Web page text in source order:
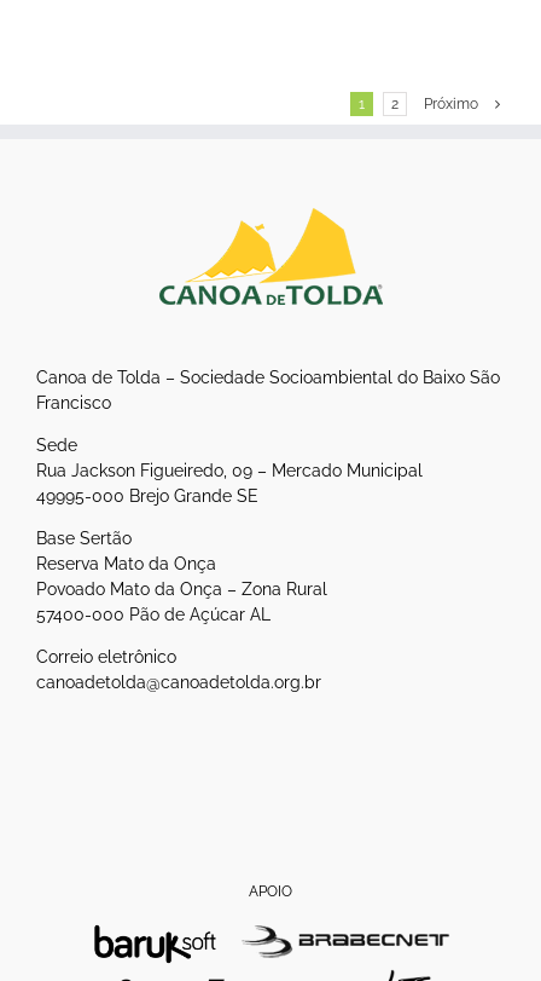
1 2 Próximo
Canoa de Tolda – Sociedade Socioambiental do Baixo São
Francisco
Sede
Rua Jackson Figueiredo, 09 – Mercado Municipal
49995-000 Brejo Grande SE
Base Sertão
Reserva Mato da Onça
Povoado Mato da Onça – Zona Rural
57400-000 Pão de Açúcar AL
Correio eletrônico
canoadetolda@canoadetolda.org.br
APOIO